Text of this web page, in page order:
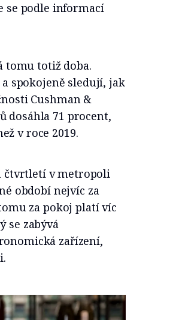
se podle informací
tomu totiž doba.
spokojeně sledují, jak
Cushman &
dosáhla 71 procent,
v roce 2019.
čtvrtletí v metropoli
období nejvíc za
za pokoj platí víc
se zabývá
zařízení,